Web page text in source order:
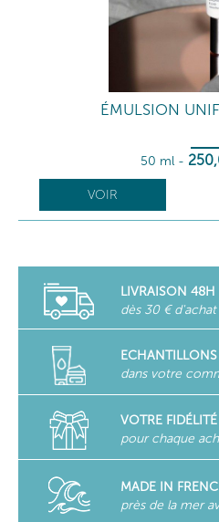
ÉMULSION
50 ml - 250
VOIR
LIVRAISON 48H
dès 30 € d'achat
ECHANTILLONS
dans votre
VOTRE
pour chaque
MADE IN
près de la mer